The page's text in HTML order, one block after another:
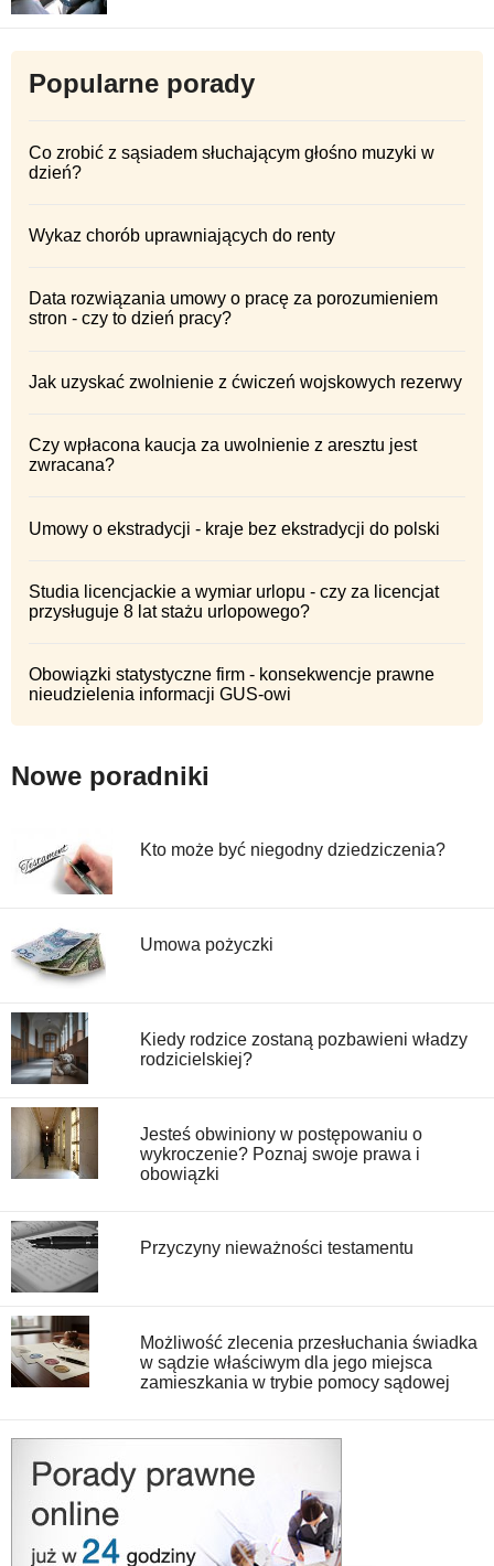
Popularne porady
Co zrobić z sąsiadem słuchającym głośno muzyki w
dzień?
Wykaz chorób uprawniających do renty
Data rozwiązania umowy o pracę za porozumieniem
stron - czy to dzień pracy?
Jak uzyskać zwolnienie z ćwiczeń wojskowych rezerwy
Czy wpłacona kaucja za uwolnienie z aresztu jest
zwracana?
Umowy o ekstradycji - kraje bez ekstradycji do polski
Studia licencjackie a wymiar urlopu - czy za licencjat
przysługuje 8 lat stażu urlopowego?
Obowiązki statystyczne firm - konsekwencje prawne
nieudzielenia informacji GUS-owi
Nowe poradniki
Kto może być niegodny dziedziczenia?
Umowa pożyczki
Kiedy rodzice zostaną pozbawieni władzy
rodzicielskiej?
Jesteś obwiniony w postępowaniu o
wykroczenie? Poznaj swoje prawa i
obowiązki
Przyczyny nieważności testamentu
Możliwość zlecenia przesłuchania świadka
w sądzie właściwym dla jego miejsca
zamieszkania w trybie pomocy sądowej